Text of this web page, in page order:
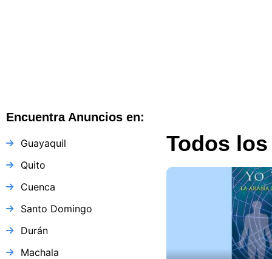
Encuentra Anuncios en:
Guayaquil
Quito
Cuenca
Santo Domingo
Durán
Machala
Todos